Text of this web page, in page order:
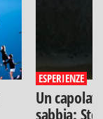
ESPERIENZE
Un
sabbia: